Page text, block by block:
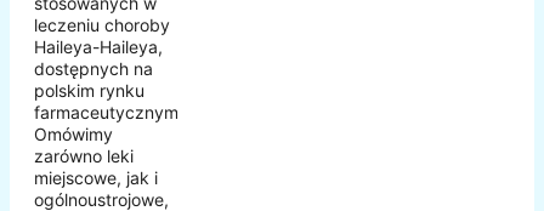
leczeniu choroby
Haileya-Haileya,
dostępnych na
polskim rynku
farmaceutycznym.
Omówimy
zarówno leki
miejscowe, jak i
ogólnoustrojowe,